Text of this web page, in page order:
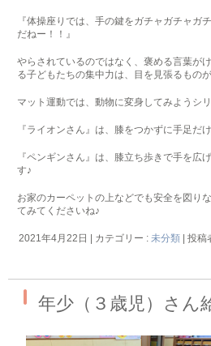
『体操座りでは、手の鍵をガチャガチャ
だねー！！』
やらされているのではなく、褒める言葉が
る子どもたちの集中力は、目を見張るもの
マット運動では、動物に変身してみようシ
『ライオンさん』は、膝をつかずに手足だ
『ペンギンさん』は、膝立ち歩きで手を広
す♪
お家のカーペットの上などでも安全を図り
てみてくださいね♪
2021年4月22日 | カテゴリー : 未分類 | 投稿
年少（３歳児）さ